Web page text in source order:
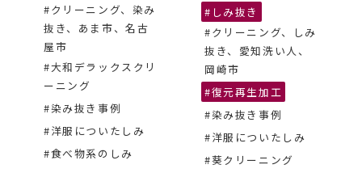
#クリーニング、染み
抜き、あま市、名古
屋市
#大和デラックスクリ
ーニング
#染み抜き事例
#洋服についたしみ
#食べ物系のしみ
#しみ抜き
#クリーニング、しみ
抜き、愛知洗い人、
岡崎市
#復元再生加工
#染み抜き事例
#洋服についたしみ
#葵クリーニング